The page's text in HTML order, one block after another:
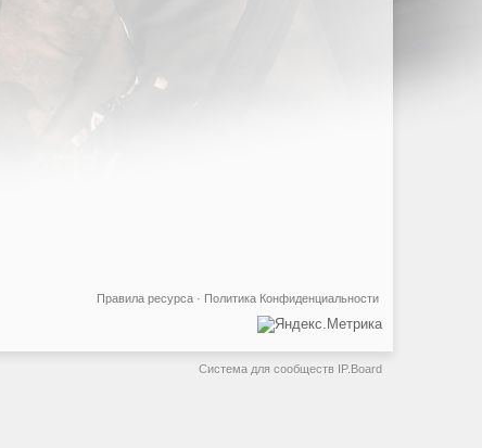
Политика Конфиденциальности
Правила ресурса ·
Система для сообществ IP.Board